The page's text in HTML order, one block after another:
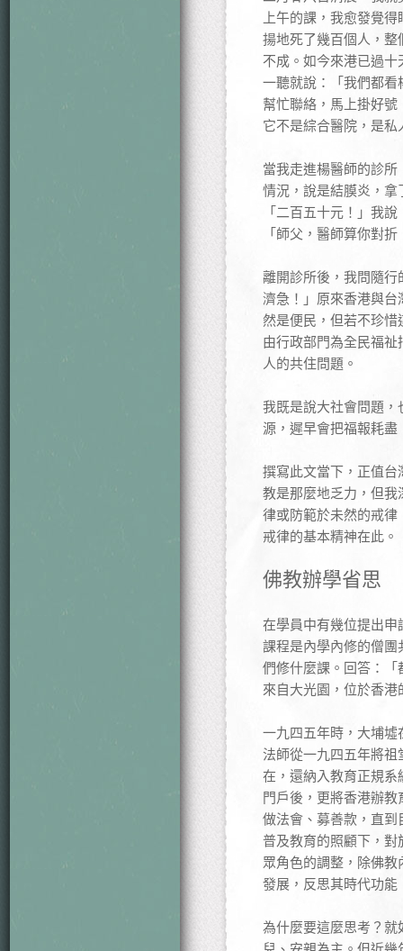
上午的課，我愈發覺
揚地死了幾百個人，
不成。如今來港已過
一聽就說：「我們都
幫忙聯絡，馬上掛好
它不是綜合醫院，是
當我走進楊醫師的診
情況，說是結膜炎，
「二百五十元！」我
「師父，醫師算你對
離開診所後，我問隨
濟急！」原來香港與
然是便民，但若不珍
由行政部門為全民福
人的共住問題。
我既是說大社會問題
源，遲早會把福報耗
撰寫此文當下，正值
教是那麼地乏力，但
律或防範於未然的戒
戒律的基本精神在此。
佛教辦學省思
在學員中有幾位提出
課程是內學內修的僧
們修什麼課。回答：
來自大光園，位於香港
一九四五年時，大埔
法師從一九四五年將
在，還納入教育正規
門戶後，更將香港辦
做法會、募善款，直
普及教育的照顧下，
眾角色的調整，除佛
發展，反思其時代功
為什麼要這麼思考？